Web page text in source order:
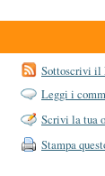
Sottoscrivi il
Leggi i
Scrivi la tua
Stampa